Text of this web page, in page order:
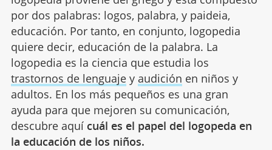
por dos palabras: logos, palabra, y paideia,
educación. Por tanto, en conjunto, logopedia
quiere decir, educación de la palabra. La
logopedia es la ciencia que estudia los
trastornos de lenguajey audición en niños y
adultos. En los más pequeños es una gran
ayuda para que mejoren su comunicación,
descubre aquí cuál es el papel del logopeda en
la educación de los niños.